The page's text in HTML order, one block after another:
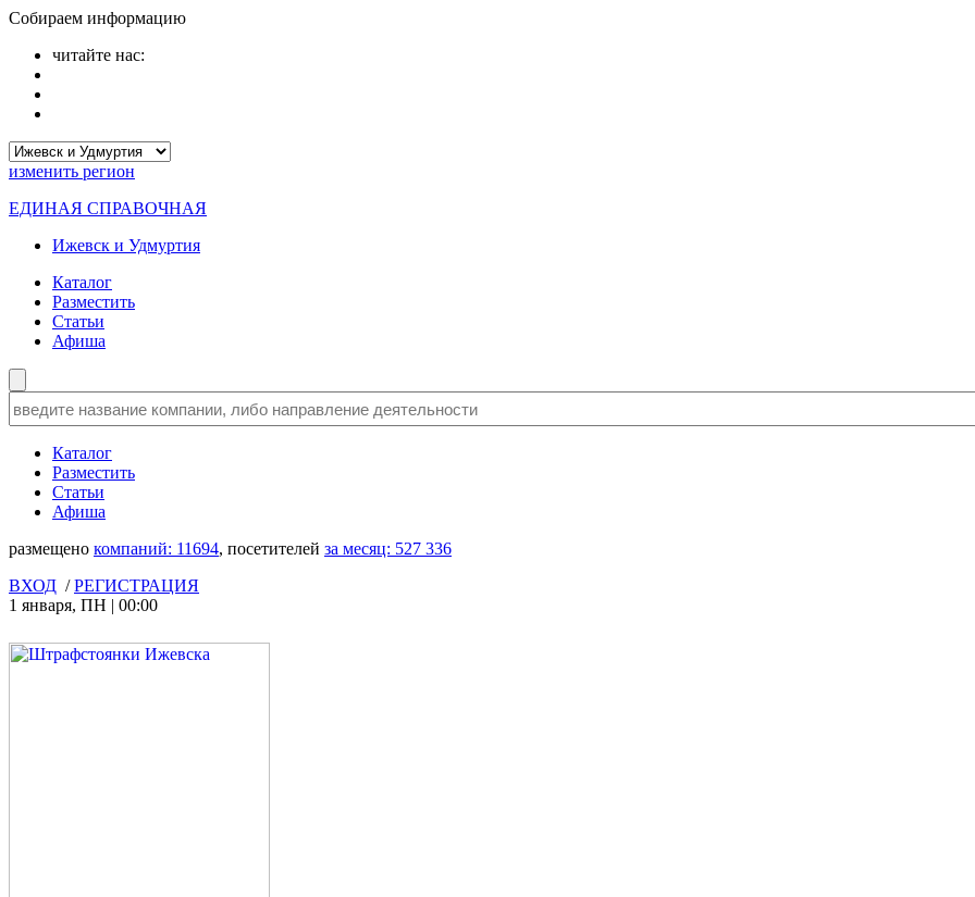
Собираем информацию
читайте нас:
изменить регион
ЕДИНАЯ СПРАВОЧНАЯ
Ижевск и Удмуртия
Каталог
Разместить
Статьи
Афиша
Каталог
Разместить
Статьи
Афиша
размещено компаний: 11694, посетителей за месяц: 527 336
ВХОД /РЕГИСТРАЦИЯ
1 января, ПН | 00:00